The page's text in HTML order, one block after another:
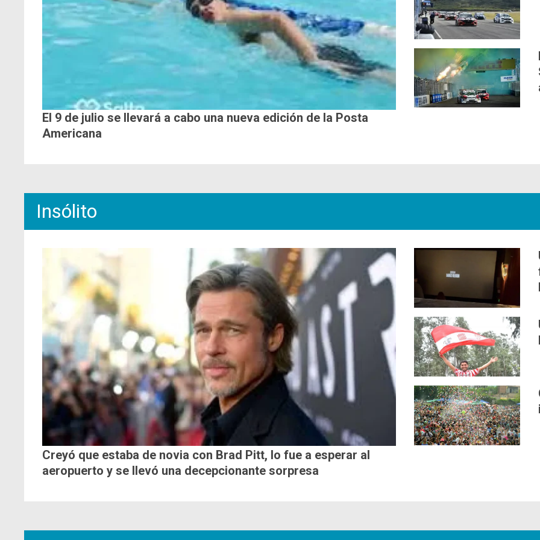
El 9 de julio se llevará a cabo una nueva edición de la Posta
Americana
Insólito
Creyó que estaba de novia con Brad Pitt, lo fue a esperar al
aeropuerto y se llevó una decepcionante sorpresa